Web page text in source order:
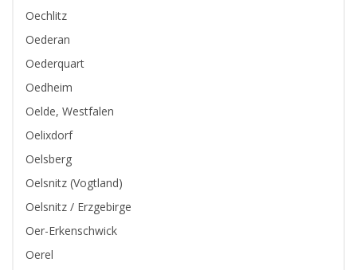
Oechlitz
Oederan
Oederquart
Oedheim
Oelde, Westfalen
Oelixdorf
Oelsberg
Oelsnitz (Vogtland)
Oelsnitz / Erzgebirge
Oer-Erkenschwick
Oerel